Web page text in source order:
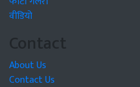
वीडियो
Contact
About Us
Contact Us